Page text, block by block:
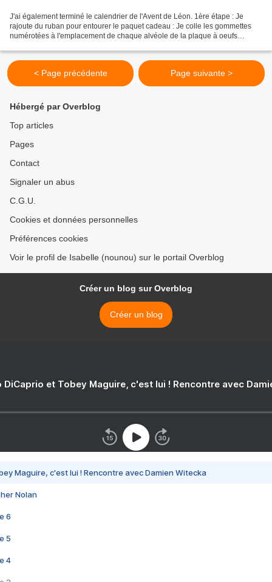
J'ai également terminé le calendrier de l'Avent de Léon. 1ère étape : Je
rajoute du ruban pour entourer le paquet cadeau : Je colle les gommettes
numérotées à l'emplacement de chaque alvéole de la plaque à oeufs
< Page précédente Page suivante >
Hébergé par Overblog
Top articles
Pages
Contact
Signaler un abus
C.G.U.
Cookies et données personnelles
Préférences cookies
Voir le profil de Isabelle (nounou) sur le portail Overblog
Créer un blog sur Overblog
Créer un blog
DiCaprio et Tobey Maguire, c'est lui ! Rencontre avec
Maguire, c'est lui ! Rencontre avec Damien Witecka
Nolan
6
5
4